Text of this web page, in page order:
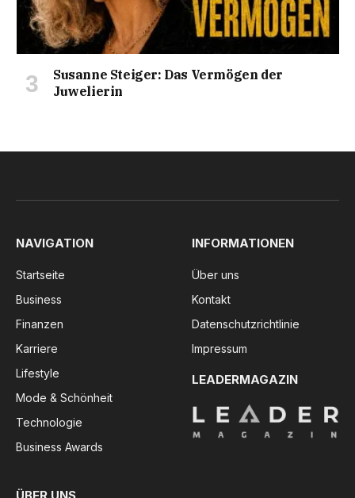
Susanne Steiger: Das Vermögen der
Juwelierin
NAVIGATION
Startseite
Business
Finanzen
Karriere
Lifestyle
Mode & Schönheit
Technologie
Business Awards
INFORMATIONEN
Über uns
Kontakt
Datenschutzrichtlinie
Impressum
LEADERMAGAZIN